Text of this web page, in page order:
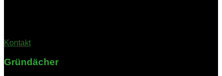
Kontakt
Gründächer